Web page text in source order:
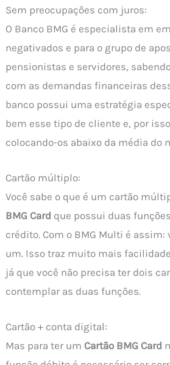
Sem preocupações com juros:
O Banco BMG é especialista em
negativados e para o grupo de
pensionistas e servidores,
com as demandas financeiras
banco possui uma estratégia
bem esse tipo de cliente e, por
colocando-os abaixo da média do
Cartão múltiplo:
Você sabe o que é um cartão
BMG Card que possui duas
crédito. Com o BMG Multi é
um. Isso traz muito mais
já que você não precisa ter dois
contemplar as duas funções.
Cartão + conta digital:
Mas para ter um Cartão BMG Card